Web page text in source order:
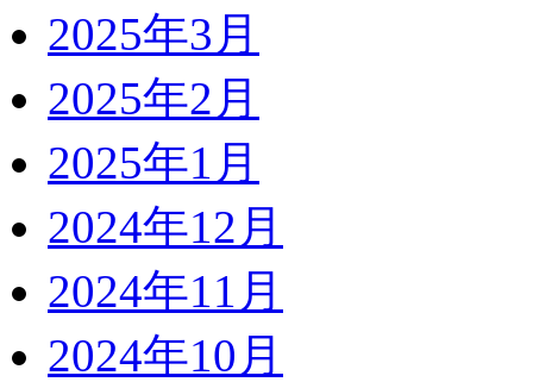
2025年3月
2025年2月
2025年1月
2024年12月
2024年11月
2024年10月